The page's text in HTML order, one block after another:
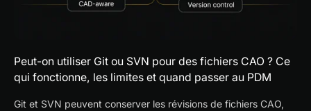
Peut-on utiliser Git ou SVN pour des fichiers CAO ? Ce
qui fonctionne, les limites et quand passer au PDM
Git et SVN peuvent conserver les révisions de fichiers CAO,